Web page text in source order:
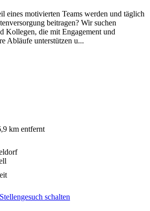
eines motivierten Teams werden und täglich
beitragen? Wir suchen
Kollegen, die mit Engagement und
Abläufe unterstützen u...
km entfernt
schalten